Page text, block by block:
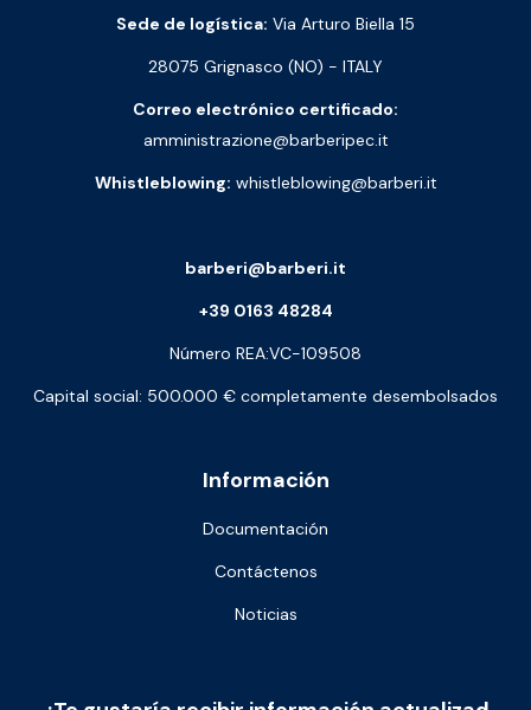
Sede de logística: Via Arturo Biella 15
28075 Grignasco (NO) - ITALY
Correo electrónico certificado:
amministrazione@barberipec.it
Whistleblowing: whistleblowing@barberi.it
Información
Documentación
Contáctenos
Noticias
barberi@barberi.it
+39 0163 48284
Número REA:VC-109508
Capital social: 500.000 € completamente desembolsados